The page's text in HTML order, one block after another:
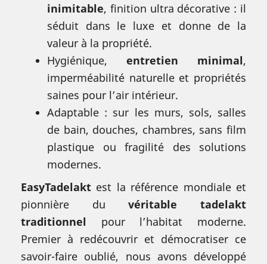
inimitable, finition ultra décorative : il
séduit dans le luxe et donne de la
valeur à la propriété.
Hygiénique, entretien minimal,
imperméabilité naturelle et propriétés
saines pour l’air intérieur.
Adaptable : sur les murs, sols, salles
de bain, douches, chambres, sans film
plastique ou fragilité des solutions
modernes.
EasyTadelakt est la référence mondiale et
pionnière du véritable tadelakt
traditionnel pour l’habitat moderne.
Premier à redécouvrir et démocratiser ce
savoir-faire oublié, nous avons développé